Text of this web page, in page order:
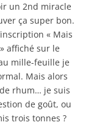
un 2nd miracle
ça super bon.
« Mais
affiché sur le
mille-feuille je
Mais alors
rhum… je suis
de goût, ou
trois tonnes ?